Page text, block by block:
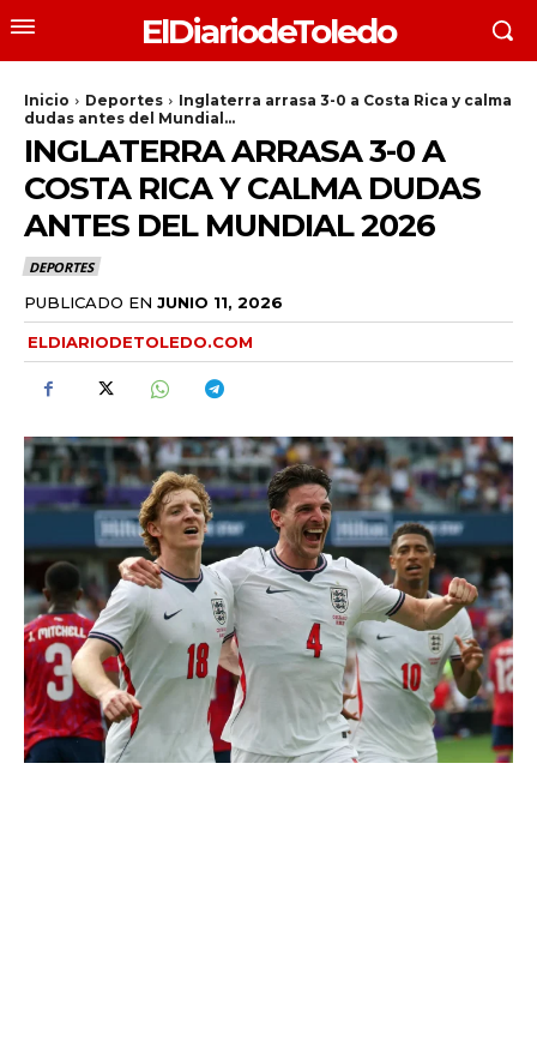
ElDiariodeToledo
Inicio Deportes
Inglaterra arrasa 3-0 a Costa Rica y calma
dudas antes del Mundial...
INGLATERRA ARRASA 3-0 A
COSTA RICA Y CALMA DUDAS
ANTES DEL MUNDIAL 2026
DEPORTES
PUBLICADO EN JUNIO 11, 2026
ELDIARIODETOLEDO.COM